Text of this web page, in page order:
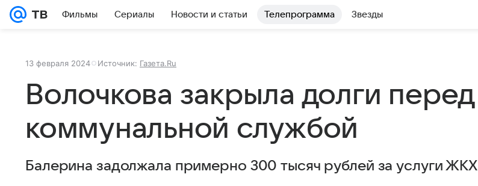
Фильмы Сериалы Новости и статьи Телепрограмма Звезды
13 февраля 2024 Источник: Газета.Ru
Волочкова закрыла долги перед
коммунальной службой
Балерина задолжала примерно 300 тысяч рублей за услуги ЖКХ